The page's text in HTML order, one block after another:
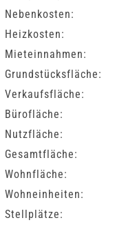
Nebenkosten:
Heizkosten:
Mieteinnahmen:
Grundstücksfläche:
Verkaufsfläche:
Bürofläche:
Nutzfläche:
Gesamtfläche:
Wohnfläche:
Wohneinheiten:
Stellplätze: